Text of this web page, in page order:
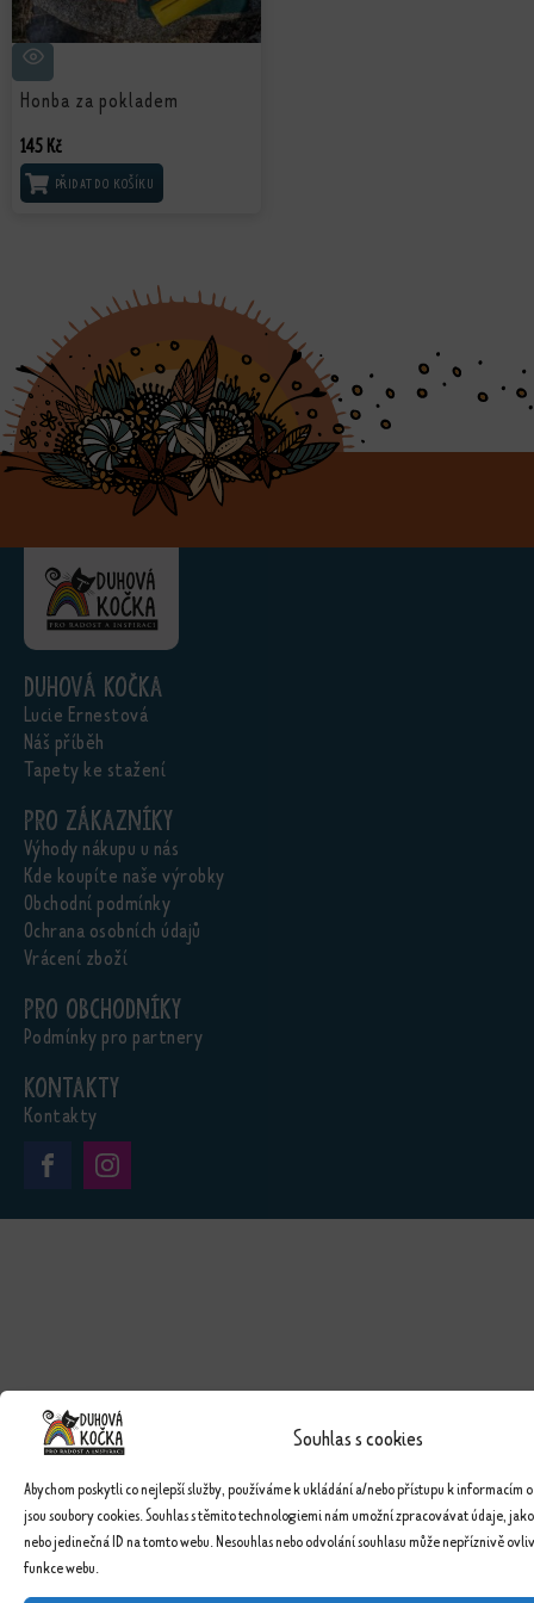
Souhlas s cookies
Abychom poskytli co nejlepší služby, používáme k ukládání a/nebo přístupu k informacím
jsou soubory cookies. Souhlas s těmito technologiemi nám umožní zpracovávat údaje,
nebo jedinečná ID na tomto webu. Nesouhlas nebo odvolání souhlasu může nepříznivě
funkce webu.
Honba za pokladem
145 Kč
PŘIDAT DO KOŠÍKU
Duhová kočka
Lucie Ernestová
Náš příběh
Tapety ke stažení
Pro zákazníky
Výhody nákupu u nás
Kde koupíte naše výrobky
Obchodní podmínky
Ochrana osobních údajů
Vrácení zboží
Pro obchodníky
Podmínky pro partnery
Kontakty
Kontakty